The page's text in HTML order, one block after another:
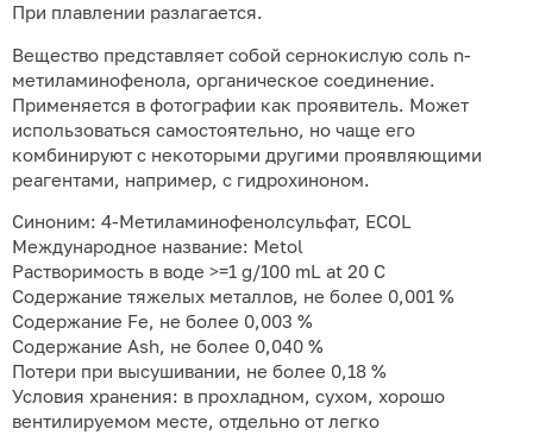
При плавлении разлагается.
Вещество представляет собой сернокислую соль n-
метиламинофенола, органическое соединение.
Применяется в фотографии как проявитель. Может
использоваться самостоятельно, но чаще его
комбинируют с некоторыми другими проявляющими
реагентами, например, с гидрохиноном.
Синоним: 4-Метиламинофенолсульфат, ECOL
Международное название: Metol
Растворимость в воде >=1 g/100 mL at 20 C
Содержание тяжелых металлов, не более 0,001 %
Содержание Fe, не более 0,003 %
Содержание Ash, не более 0,040 %
Потери при высушивании, не более 0,18 %
Условия хранения: в прохладном, сухом, хорошо
вентилируемом месте, отдельно от легко